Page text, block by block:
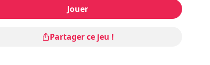
session
: > 30 minutes
Jouer
Partager ce jeu !